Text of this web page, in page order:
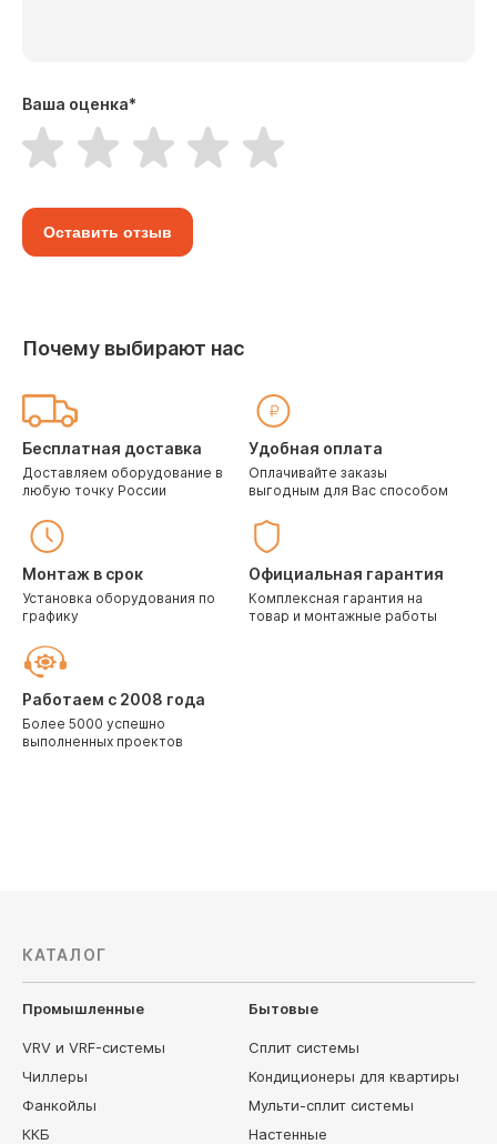
Ваша оценка*
Оставить отзыв
Почему выбирают нас
Бесплатная доставка
Доставляем оборудование в
любую точку России
Удобная оплата
Оплачивайте заказы
выгодным для Вас способом
Монтаж в срок
Установка оборудования по
графику
Официальная гарантия
Комплексная гарантия на
товар и монтажные работы
Работаем с 2008 года
Более 5000 успешно
выполненных проектов
КАТАЛОГ
Промышленные
VRV и VRF-системы
Чиллеры
Фанкойлы
ККБ
Бытовые
Сплит системы
Кондиционеры для квартиры
Мульти-сплит системы
Настенные